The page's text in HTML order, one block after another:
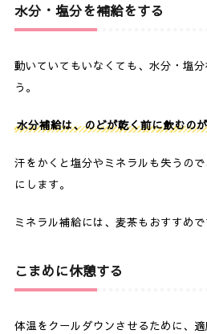
水分・塩分を補給をする
動いていてもいなくても、水分・塩
う。
水分補給は、のどが乾く前に飲むの
汗をかくと塩分やミネラルも失うの
にします。
ミネラル補給には、麦茶もおすすめで
こまめに休憩する
体温をクールダウンさせるために、適